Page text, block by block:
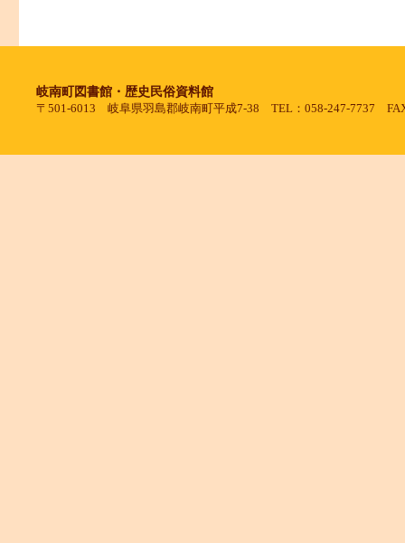
岐南町図書館・歴史民俗資料館
〒501-6013 岐阜県羽島郡岐南町平成7-38 TEL：058-247-7737